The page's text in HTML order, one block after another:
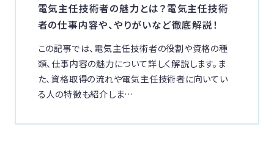
電気主任技術者の魅力とは？電気主任技術
者の仕事内容や、やりがいなど徹底解説！
この記事では、電気主任技術者の役割や資格の種
類、仕事内容の魅力について詳しく解説します。ま
た、資格取得の流れや電気主任技術者に向いてい
る人の特徴も紹介しま…